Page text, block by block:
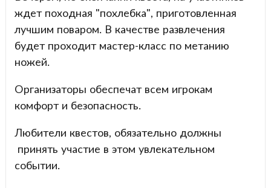
ждет походная "похлебка", приготовленная
лучшим поваром. В качестве развлечения
будет проходит мастер-класс по метанию
ножей.
Организаторы обеспечат всем игрокам
комфорт и безопасность.
Любители квестов, обязательно должны
принять участие в этом увлекательном
событии.